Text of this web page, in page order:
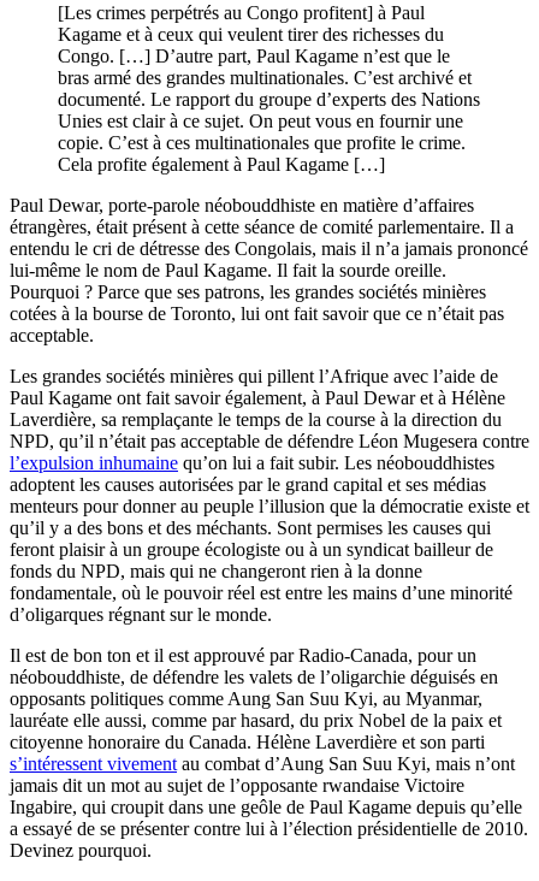
[Les crimes perpétrés au Congo profitent] à Paul
Kagame et à ceux qui veulent tirer des richesses du
Congo. […] D’autre part, Paul Kagame n’est que le
bras armé des grandes multinationales. C’est archivé et
documenté. Le rapport du groupe d’experts des Nations
Unies est clair à ce sujet. On peut vous en fournir une
copie. C’est à ces multinationales que profite le crime.
Cela profite également à Paul Kagame […]
Paul Dewar, porte-parole néobouddhiste en matière d’affaires
étrangères, était présent à cette séance de comité parlementaire. Il a
entendu le cri de détresse des Congolais, mais il n’a jamais prononcé
lui-même le nom de Paul Kagame. Il fait la sourde oreille.
Pourquoi ? Parce que ses patrons, les grandes sociétés minières
cotées à la bourse de Toronto, lui ont fait savoir que ce n’était pas
acceptable.
Les grandes sociétés minières qui pillent l’Afrique avec l’aide de
Paul Kagame ont fait savoir également, à Paul Dewar et à Hélène
Laverdière, sa remplaçante le temps de la course à la direction du
NPD, qu’il n’était pas acceptable de défendre Léon Mugesera contre
l’expulsion inhumaine qu’on lui a fait subir. Les néobouddhistes
adoptent les causes autorisées par le grand capital et ses médias
menteurs pour donner au peuple l’illusion que la démocratie existe et
qu’il y a des bons et des méchants. Sont permises les causes qui
feront plaisir à un groupe écologiste ou à un syndicat bailleur de
fonds du NPD, mais qui ne changeront rien à la donne
fondamentale, où le pouvoir réel est entre les mains d’une minorité
d’oligarques régnant sur le monde.
Il est de bon ton et il est approuvé par Radio-Canada, pour un
néobouddhiste, de défendre les valets de l’oligarchie déguisés en
opposants politiques comme Aung San Suu Kyi, au Myanmar,
lauréate elle aussi, comme par hasard, du prix Nobel de la paix et
citoyenne honoraire du Canada. Hélène Laverdière et son parti
s’intéressent vivement au combat d’Aung San Suu Kyi, mais n’ont
jamais dit un mot au sujet de l’opposante rwandaise Victoire
Ingabire, qui croupit dans une geôle de Paul Kagame depuis qu’elle
a essayé de se présenter contre lui à l’élection présidentielle de 2010.
Devinez pourquoi.